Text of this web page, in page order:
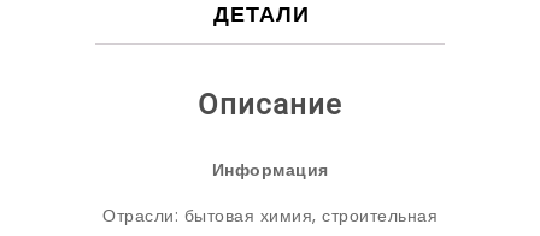
ДЕТАЛИ
Описание
Информация
Отрасли: бытовая химия, строительная